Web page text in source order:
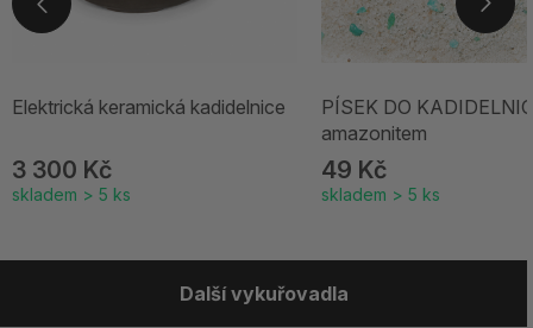
Elektrická keramická kadidelnice
3 300 Kč
skladem > 5 ks
PÍSEK DO
amazonitem
49 Kč
skladem > 5 ks
Další vykuřovadla